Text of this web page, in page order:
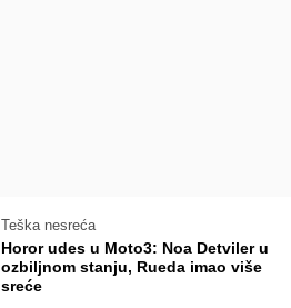
Teška nesreća
Horor udes u Moto3: Noa Detviler u
ozbiljnom stanju, Rueda imao više
sreće